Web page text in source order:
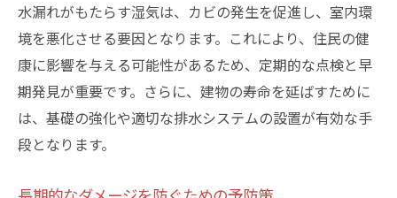
水漏れがもたらす湿気は、カビの発生を促進し、室内環
境を悪化させる要因となります。これにより、住民の健
康に影響を与える可能性があるため、定期的な点検と早
期発見が重要です。さらに、建物の寿命を延ばすために
は、基礎の強化や適切な排水システムの設置が有効な手
段となります。